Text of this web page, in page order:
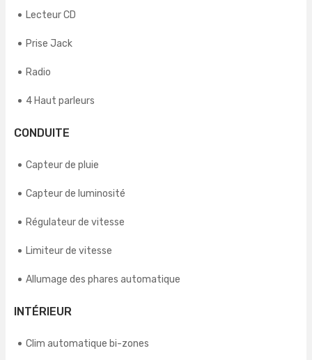
Lecteur CD
Prise Jack
Radio
4 Haut parleurs
CONDUITE
Capteur de pluie
Capteur de luminosité
Régulateur de vitesse
Limiteur de vitesse
Allumage des phares automatique
INTÉRIEUR
Clim automatique bi-zones